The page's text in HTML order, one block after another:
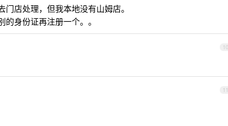
店处理，但我本地没有山姆店。
身份证再注册一个。。
10
11